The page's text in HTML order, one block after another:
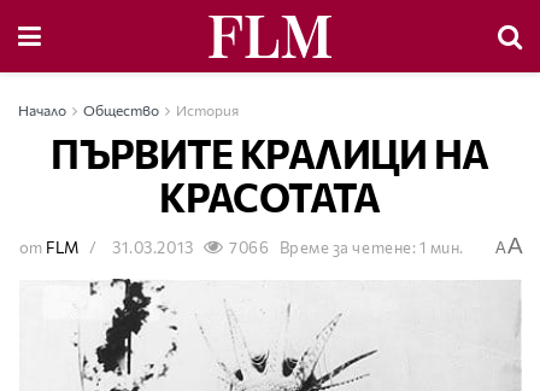
Начало Общество История
ПЪРВИТЕ КРАЛИЦИ НА
КРАСОТАТА
от FLM 31.03.2013 7066 Време за четене: 1 мин. AA